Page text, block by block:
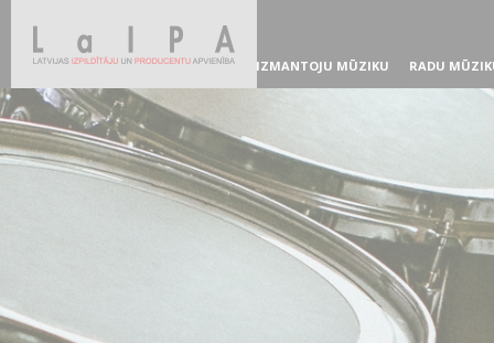
IZMANTOJU MŪZIKU RADU